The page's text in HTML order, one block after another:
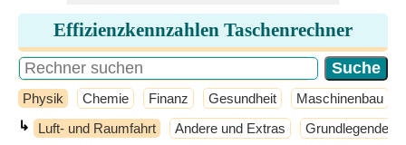
Effizienzkennzahlen Taschenrechner
Physik Chemie Finanz Gesundheit Maschinenbau
↳ Luft- und Raumfahrt Andere und Extras Grundlegende